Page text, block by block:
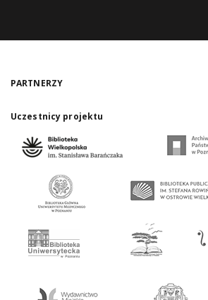
PARTNERZY
Uczestnicy projektu